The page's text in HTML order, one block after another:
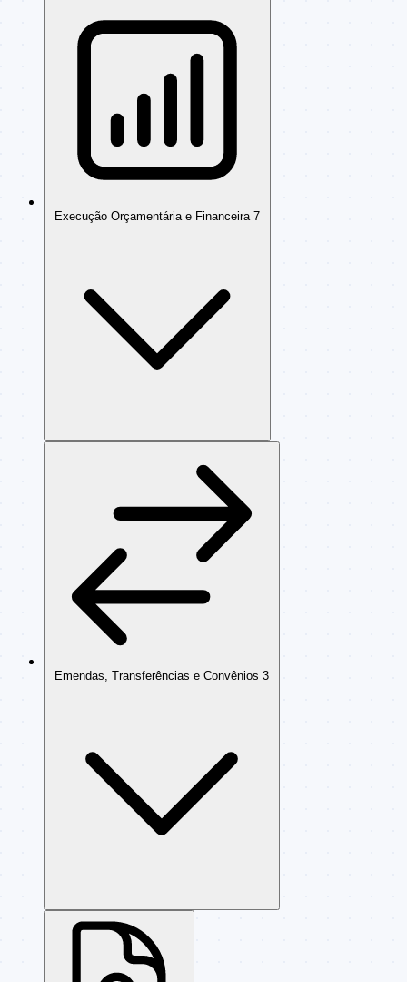
Execução Orçamentária e Financeira 7
Emendas, Transferências e Convênios 3